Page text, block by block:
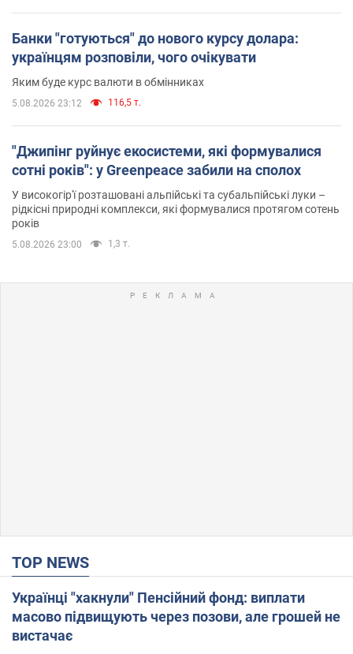
Банки "готуються" до нового курсу долара:
українцям розповіли, чого очікувати
Яким буде курс валюти в обмінниках
5.08.2026 23:12 116,5 т.
"Джипінг руйнує екосистеми, які формувалися
сотні років": у Greenpeace забили на сполох
У високогір'ї розташовані альпійські та субальпійські луки –
рідкісні природні комплекси, які формувалися протягом сотень
років
5.08.2026 23:00 1,3 т.
TOP NEWS
Українці "хакнули" Пенсійний фонд: виплати
масово підвищують через позови, але грошей не
вистачає